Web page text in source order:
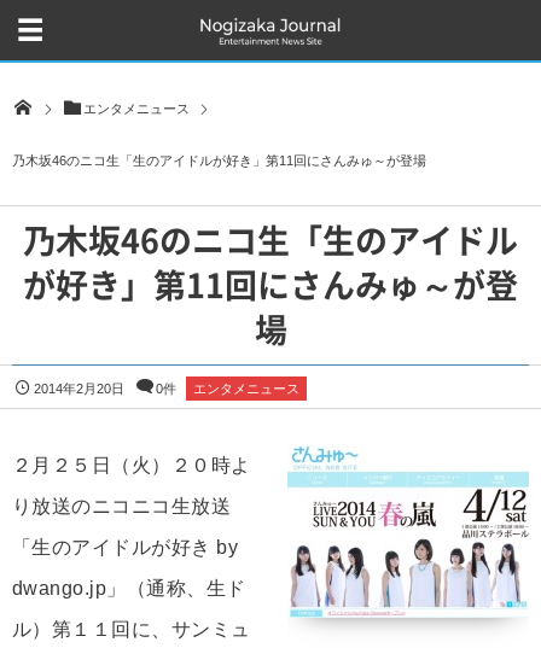
エンタメニュース
乃木坂46のニコ生「生のアイドルが好き」第11回にさんみゅ～が登場
乃木坂46のニコ生「生のアイドル
が好き」第11回にさんみゅ～が登
場
2014年2月20日 0件 エンタメニュース
２月２５日（火）２０時よ
り放送のニコニコ生放送
「生のアイドルが好き by
dwango.jp」（通称、生ド
ル）第１１回に、サンミュ